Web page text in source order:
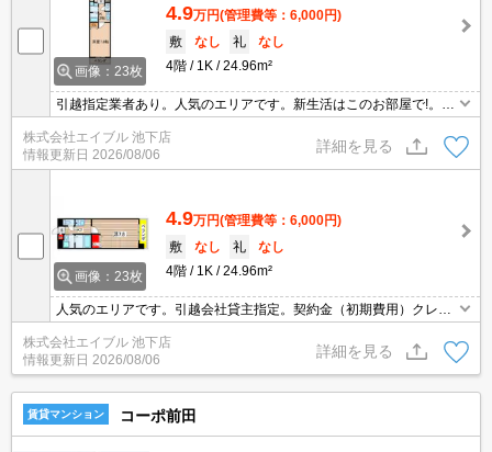
画像：23枚
4.9万円(管理費等：6,000円)
敷
なし 礼
なし
4階
1K 24.96m²
引越指定業者あり。人気のエリアです。新生活はこのお部屋で!。ク
株式会社エイブル 池下店
情報更新日 2026/08/06
詳細を見る
画像：23枚
4.9万円(管理費等：6,000円)
敷
なし 礼
なし
4階
1K 24.96m²
人気のエリアです。引越会社貸主指定。契約金（初期費用）クレジ
株式会社エイブル 池下店
情報更新日 2026/08/06
詳細を見る
賃貸マンション コーポ前田